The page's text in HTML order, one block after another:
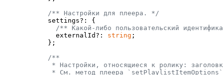
/** Настройки для плеера. */
  settings?: {
/** Какой-либо пользовательский
    externalId?:
string ;
  };
/**
* Настройки, относящиеся к ролику:
* См. метод плеера